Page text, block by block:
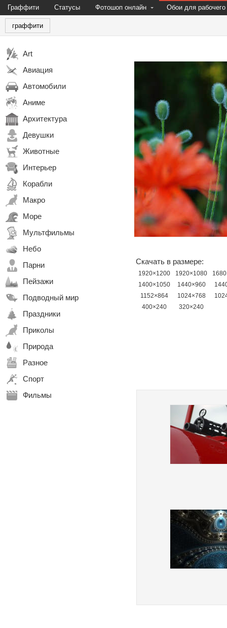
Граффити Статусы Фотошоп онлайн Обои для рабочего
граффити
Art
Авиация
Автомобили
Аниме
Архитектура
Девушки
Животные
Интерьер
Корабли
Макро
Море
Мультфильмы
Небо
Парни
Пейзажи
Подводный мир
Праздники
Приколы
Природа
Разное
Спорт
Фильмы
Скачать в размере:
1920×1200 1920×1080
1400×1050
1440×960
1152×864
1024×768
400×240
320×240